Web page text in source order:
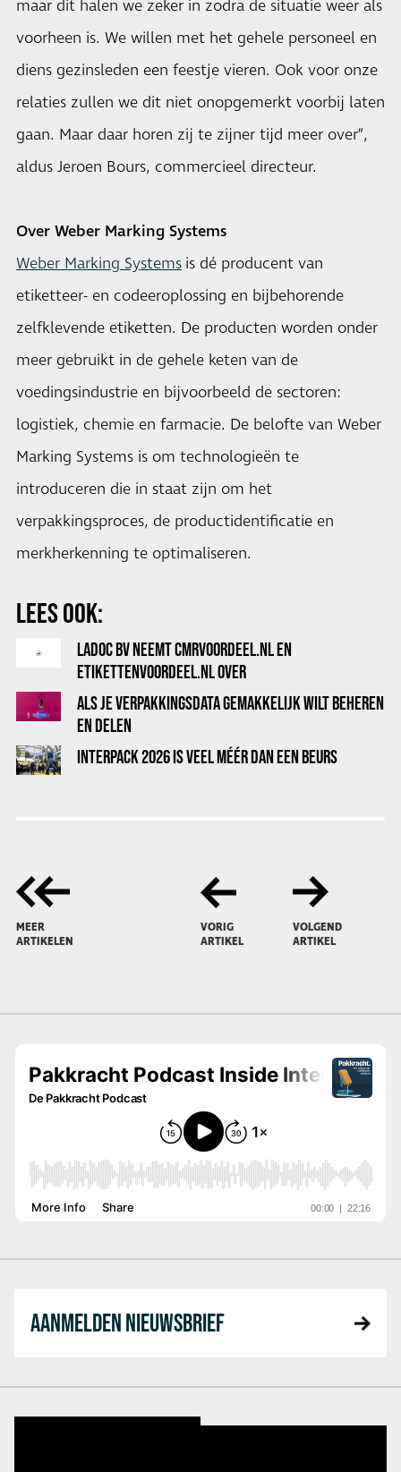
maar dit halen we zeker in zodra de situatie weer als
voorheen is. We willen met het gehele personeel en
diens gezinsleden een feestje vieren. Ook voor onze
relaties zullen we dit niet onopgemerkt voorbij laten
gaan. Maar daar horen zij te zijner tijd meer over”,
aldus Jeroen Bours, commercieel directeur.
Over Weber Marking Systems
Weber Marking Systems is dé producent van
etiketteer- en codeeroplossing en bijbehorende
zelfklevende etiketten. De producten worden onder
meer gebruikt in de gehele keten van de
voedingsindustrie en bijvoorbeeld de sectoren:
logistiek, chemie en farmacie. De belofte van Weber
Marking Systems is om technologieën te
introduceren die in staat zijn om het
verpakkingsproces, de productidentificatie en
merkherkenning te optimaliseren.
LEES OOK:
LADOC BV NEEMT CMRVOORDEEL.NL EN
ETIKETTENVOORDEEL.NL OVER
ALS JE VERPAKKINGSDATA GEMAKKELIJK WILT BEHEREN
EN DELEN
INTERPACK 2026 IS VEEL MÉÉR DAN EEN BEURS
MEER
ARTIKELEN
VORIG
ARTIKEL
VOLGEND
ARTIKEL
AANMELDEN NIEUWSBRIEF